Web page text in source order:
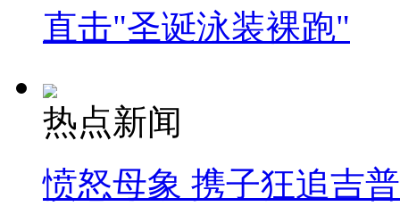
直击"圣诞泳装裸跑"
热点新闻
愤怒母象 携子狂追吉